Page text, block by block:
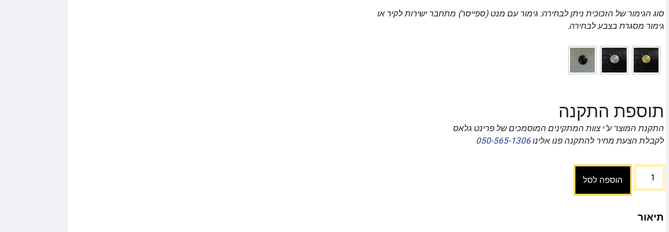
סוג הגימור של הזכוכית ניתן לבחירה: גימור עם מנט (ספייסר) מתחבר ישירות לקיר או
גימור מסגרת בצבע לבחירה.
תוספת התקנה
התקנת המוצר ע"י צוות המתקינים המוסמכים של פרינט גלאס
לקבלת הצעת מחיר להתקנה פנו אלינו050-565-1306
הוספה לסל
תיאור